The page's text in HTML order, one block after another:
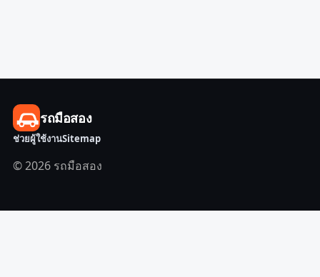
รถมือสอง
ช่วยผู้ใช้งานSitemap
© 2026 รถมือสอง